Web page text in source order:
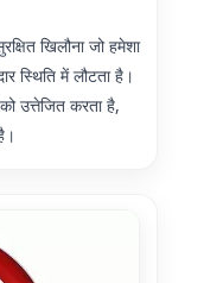
खिलौना जो हमेशा
स्थिति में लौटता है।
उत्तेजित करता है,